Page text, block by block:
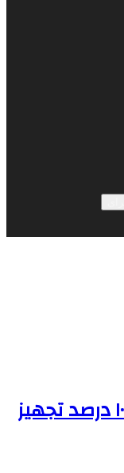
ساختمان گمرک بروجرد ۱۰۰ درصد تجهیز